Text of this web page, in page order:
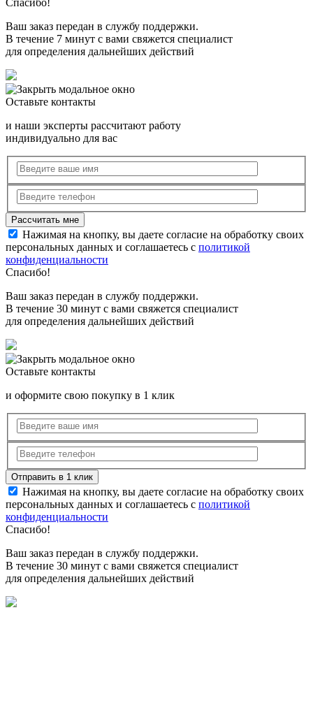
Спасибо!
Ваш заказ передан в службу поддержки.
В течение 7 минут с вами свяжется специалист
для определения дальнейших действий
Оставьте контакты
и наши эксперты рассчитают работу
индивидуально для вас
Нажимая на кнопку, вы даете согласие на обработку своих
персональных данных и соглашаетесь с политикой
конфиденциальности
Спасибо!
Ваш заказ передан в службу поддержки.
В течение 30 минут с вами свяжется специалист
для определения дальнейших действий
Оставьте контакты
и оформите свою покупку в 1 клик
Нажимая на кнопку, вы даете согласие на обработку своих
персональных данных и соглашаетесь с политикой
конфиденциальности
Спасибо!
Ваш заказ передан в службу поддержки.
В течение 30 минут с вами свяжется специалист
для определения дальнейших действий